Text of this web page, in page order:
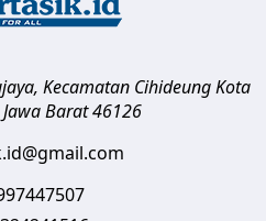
Kecamatan CihideungKota
Jawa Barat 46126